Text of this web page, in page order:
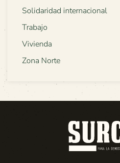
Solidaridad internacional
Trabajo
Vivienda
Zona Norte